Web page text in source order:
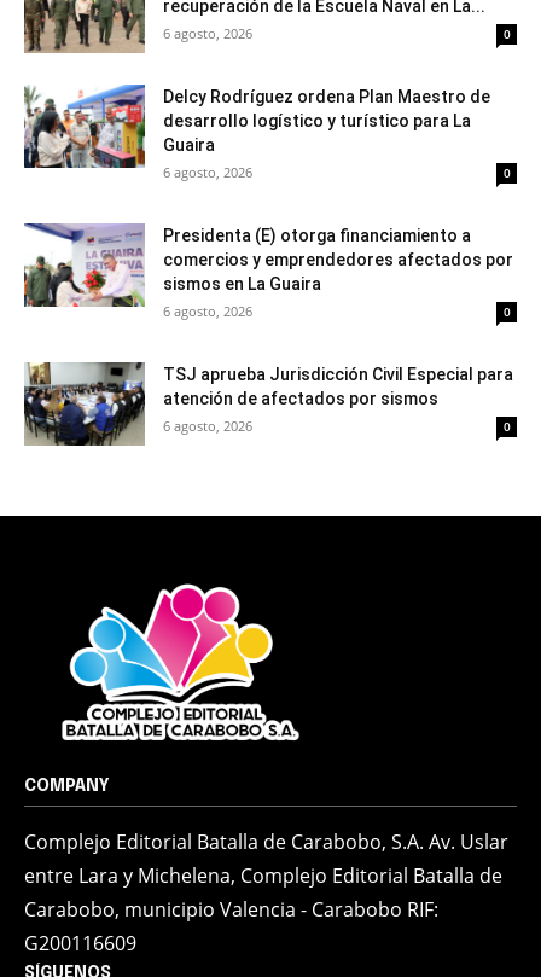
recuperación de la Escuela Naval en La...
6 agosto, 2026 0
Delcy Rodríguez ordena Plan Maestro de
desarrollo logístico y turístico para La
Guaira
6 agosto, 2026 0
Presidenta (E) otorga financiamiento a
comercios y emprendedores afectados por
sismos en La Guaira
6 agosto, 2026 0
TSJ aprueba Jurisdicción Civil Especial para
atención de afectados por sismos
6 agosto, 2026 0
COMPANY
Complejo Editorial Batalla de Carabobo, S.A. Av. Uslar
entre Lara y Michelena, Complejo Editorial Batalla de
Carabobo, municipio Valencia - Carabobo RIF:
G200116609
SÍGUENOS